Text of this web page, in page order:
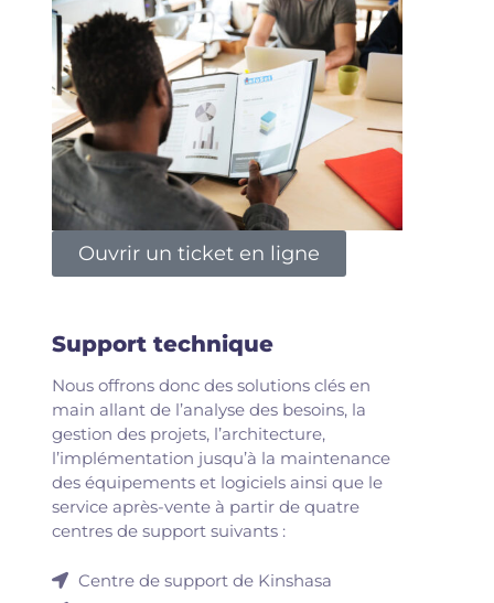
Ouvrir un ticket en ligne
Support technique
Nous offrons donc des solutions clés en
main allant de l’analyse des besoins, la
gestion des projets, l’architecture,
l’implémentation jusqu’à la maintenance
des équipements et logiciels ainsi que le
service après-vente à partir de quatre
centres de support suivants :
Centre de support de Kinshasa